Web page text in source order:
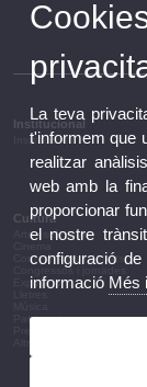
Institucional
Institucional
Cultura
Arts escèniques
Conferències i debats
Congressos i jornades
Exposicions
Patrimoni
La teva
t'informem que
realitzar
web amb la
proporcionar
el nostre
configuració
informació Més